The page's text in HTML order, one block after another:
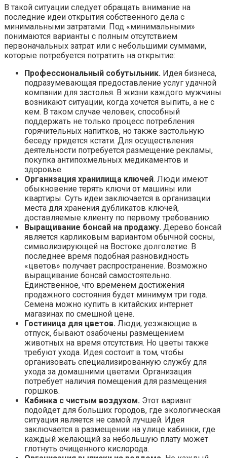
В такой ситуации следует обращать внимание на
последние идеи открытия собственного дела с
минимальными затратами. Под «минимальными»
понимаются варианты с полным отсутствием
первоначальных затрат или с небольшими суммами,
которые потребуется потратить на открытие:
Профессиональный собутыльник. Идея бизнеса,
подразумевающая предоставление услуг удачной
компании для застолья. В жизни каждого мужчины
возникают ситуации, когда хочется выпить, а не с
кем. В таком случае человек, способный
поддержать не только процесс потребления
горячительных напитков, но также застольную
беседу придется кстати. Для осуществления
деятельности потребуется размещение рекламы,
покупка антипохмельных медикаментов и
здоровье.
Организация хранилища ключей. Люди имеют
обыкновение терять ключи от машины или
квартиры. Суть идеи заключается в организации
места для хранения дубликатов ключей,
доставляемые клиенту по первому требованию.
Выращивание бонсай на продажу. Дерево бонсай
является карликовым вариантом обычной сосны,
символизирующей на Востоке долголетие. В
последнее время подобная разновидность
«цветов» получает распространение. Возможно
выращивание бонсай самостоятельно.
Единственное, что временем достижения
продажного состояния будет минимум три года.
Семена можно купить в китайских интернет
магазинах по смешной цене.
Гостиница для цветов. Люди, уезжающие в
отпуск, бывают озабочены размещением
животных на время отсутствия. Но цветы также
требуют ухода. Идея состоит в том, чтобы
организовать специализированную службу для
ухода за домашними цветами. Организация
потребует наличия помещения для размещения
горшков.
Кабинка с чистым воздухом. Этот вариант
подойдет для больших городов, где экологическая
ситуация является не самой лучшей. Идея
заключается в размещении на улице кабинки, где
каждый желающий за небольшую плату может
глотнуть очищенного кислорода.